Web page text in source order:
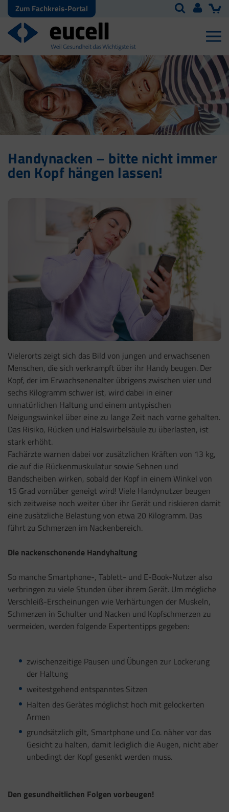
Zum Fachkreis-Portal
Handynacken – bitte nicht immer
den Kopf hängen lassen!
Vielerorts zeigt sich das Bild von jungen und erwachsenen
Menschen, die sich verkrampft über ihr Handy beugen. Der
Kopf, der im Erwachsenenalter übrigens zwischen vier und
sechs Kilogramm schwer ist, wird dabei in einer
unnatürlichen Haltung und einem untypischen
Neigungswinkel über eine zu lange Zeit nach vorne gehalten.
Das Risiko, Rücken und Halswirbelsäule zu überlasten, ist
stark erhöht.
Fachärzte warnen dabei vor zusätzlichen Kräften von 13 kg,
die auf die Rückenmuskulatur sowie Sehnen und
Bandscheiben wirken, sobald der Kopf in einem Winkel von
15 Grad vornüber geneigt wird! Viele Handynutzer beugen
sich zeitweise noch weiter über ihr Gerät und riskieren damit
eine zusätzliche Belastung von etwa 20 Kilogramm. Das
führt zu Schmerzen im Nackenbereich.
Die nackenschonende Handyhaltung
So manche Smartphone-, Tablett- und E-Book-Nutzer also
verbringen zu viele Stunden über ihrem Gerät. Um mögliche
Verschleiß-Erscheinungen wie Verhärtungen der Muskeln,
Schmerzen in Schulter und Nacken und Kopfschmerzen zu
vermeiden, werden folgende Expertentipps gegeben:
zwischenzeitige Pausen und Übungen zur Lockerung
der Haltung
weitestgehend entspanntes Sitzen
Halten des Gerätes möglichst hoch mit gelockerten
Armen
grundsätzlich gilt, Smartphone und Co. näher vor das
Gesicht zu halten, damit lediglich die Augen, nicht aber
unbedingt der Kopf gesenkt werden muss.
Den gesundheitlichen Folgen vorbeugen!